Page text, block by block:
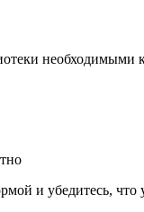
необходимыми
и убедитесь,